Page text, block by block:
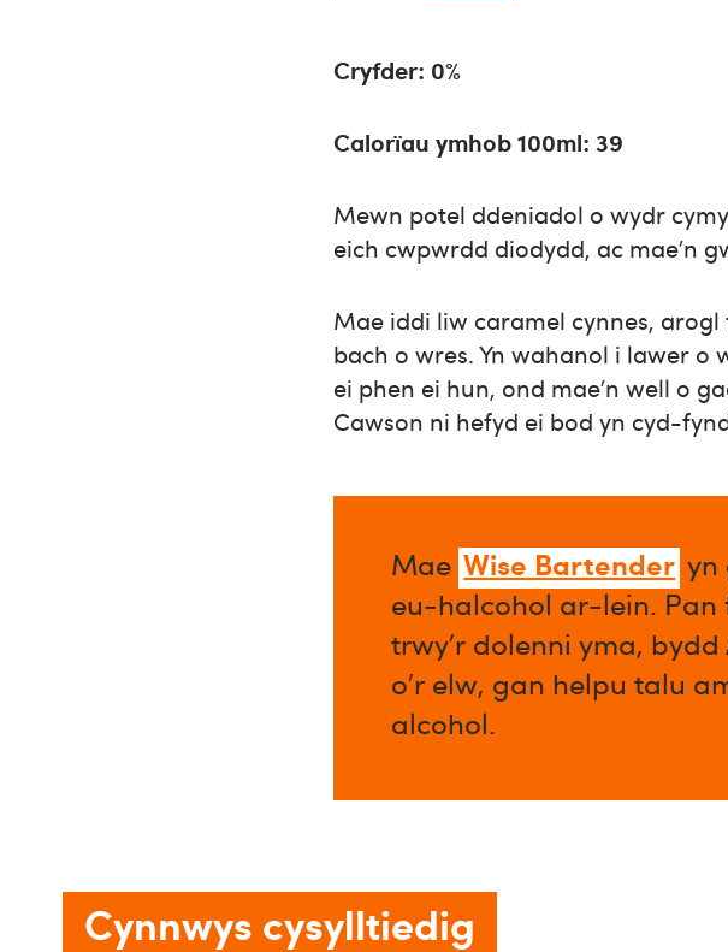
Cryfder: 0%
Calorïau ymhob 100ml: 39
Mewn potel ddeniadol o wydr
eich cwpwrdd diodydd, ac mae’n
Mae iddi liw caramel cynnes,
bach o wres. Yn wahanol i lawer
ei phen ei hun, ond mae’n well o
Cawson ni hefyd ei bod yn cyd-
Mae Wise Bartender yn
eu-halcohol ar-lein. Pan
trwy’r dolenni yma,
o’r elw, gan helpu talu
alcohol.​
Cynnwys cysylltiedig